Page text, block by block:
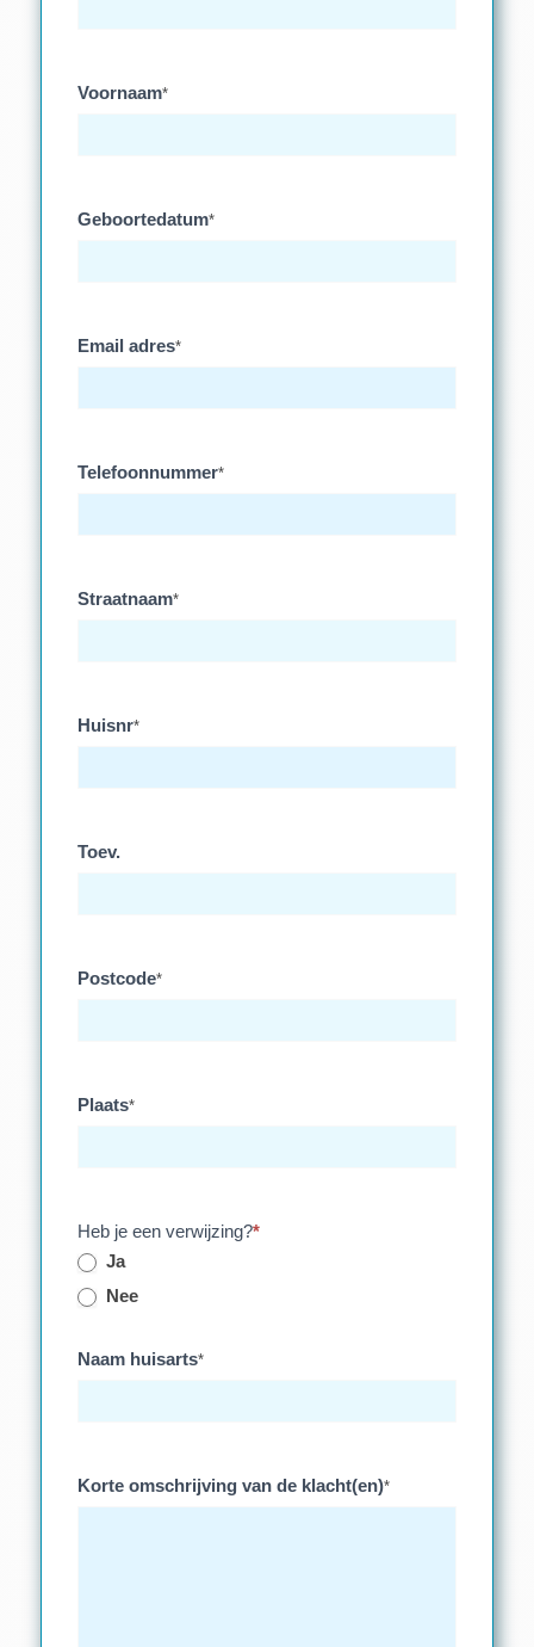
Voornaam*
Geboortedatum*
Email adres*
Telefoonnummer*
Straatnaam*
Huisnr*
Toev.
Postcode*
Plaats*
Heb je een verwijzing?*
Ja
Nee
Naam huisarts*
Korte omschrijving van de klacht(en)*